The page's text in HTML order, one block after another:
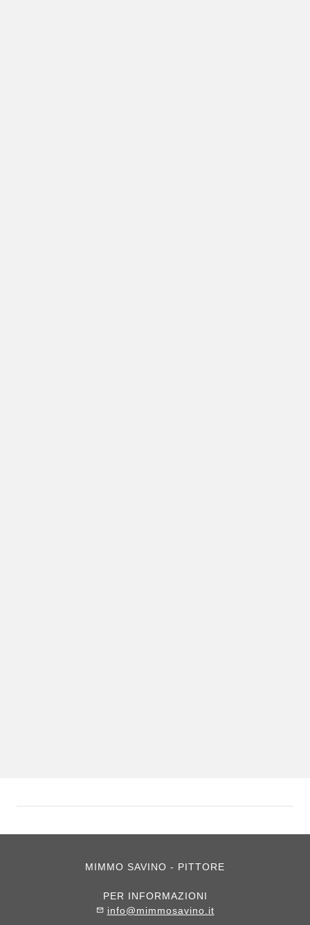
MIMMO SAVINO - PITTORE
PER INFORMAZIONI
mail_outline info@mimmosavino.it